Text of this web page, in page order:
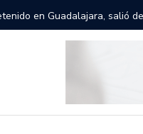
gigantes recorrerán las